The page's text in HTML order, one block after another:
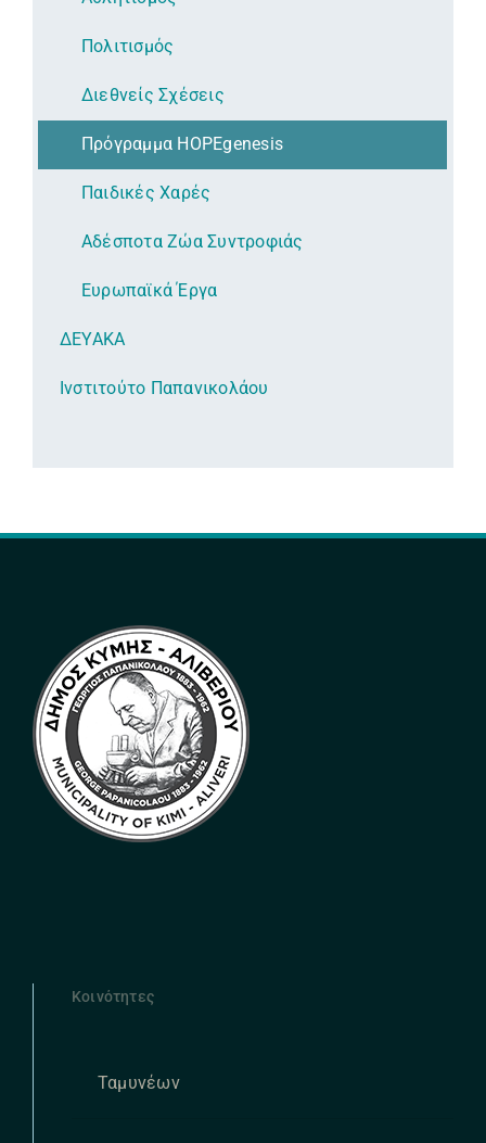
Πολιτισμός
Διεθνείς Σχέσεις
Πρόγραμμα HOPEgenesis
Παιδικές Χαρές
Αδέσποτα Ζώα Συντροφιάς
Ευρωπαϊκά Έργα
ΔΕΥΑΚΑ
Ινστιτούτο Παπανικολάου
Κοινότητες
Ταμυνέων